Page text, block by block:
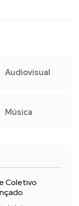
Audiovisual
Música
Coletivo